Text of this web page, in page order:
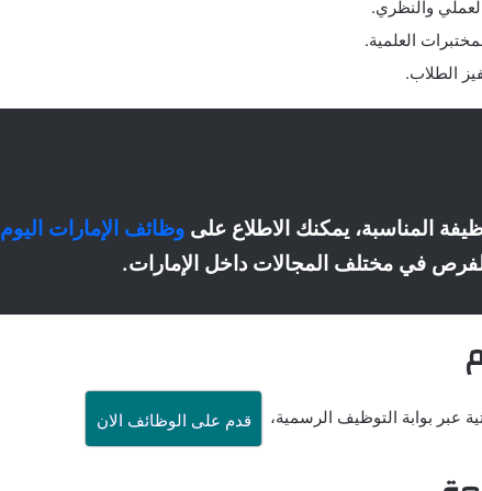
والنظري.
العلمية.
الطلاب.
المناسبة، يمكنك الاطلاع على وظائف الإمارات اليوم
في مختلف المجالات داخل الإمارات.
عبر بوابة التوظيف الرسمية، قدم على الوظائف الان